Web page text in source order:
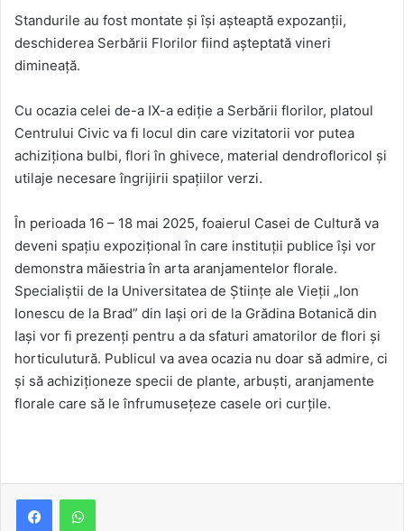
Standurile au fost montate și își așteaptă expozanții,
deschiderea Serbării Florilor fiind așteptată vineri
dimineață.
Cu ocazia celei de-a IX-a ediție a Serbării florilor, platoul
Centrului Civic va fi locul din care vizitatorii vor putea
achiziționa bulbi, flori în ghivece, material dendrofloricol și
utilaje necesare îngrijirii spațiilor verzi.
În perioada 16 – 18 mai 2025, foaierul Casei de Cultură va
deveni spațiu expozițional în care instituții publice își vor
demonstra măiestria în arta aranjamentelor florale.
Specialiștii de la Universitatea de Științe ale Vieții „Ion
Ionescu de la Brad” din Iași ori de la Grădina Botanică din
Iași vor fi prezenți pentru a da sfaturi amatorilor de flori și
horticulutură. Publicul va avea ocazia nu doar să admire, ci
și să achiziționeze specii de plante, arbuști, aranjamente
florale care să le înfrumusețeze casele ori curțile.